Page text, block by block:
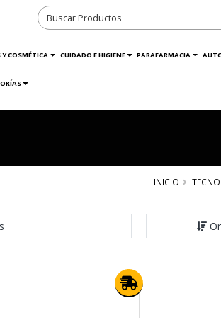
Y COSMÉTICA CUIDADO E HIGIENE PARAFARMACIA
INICIO